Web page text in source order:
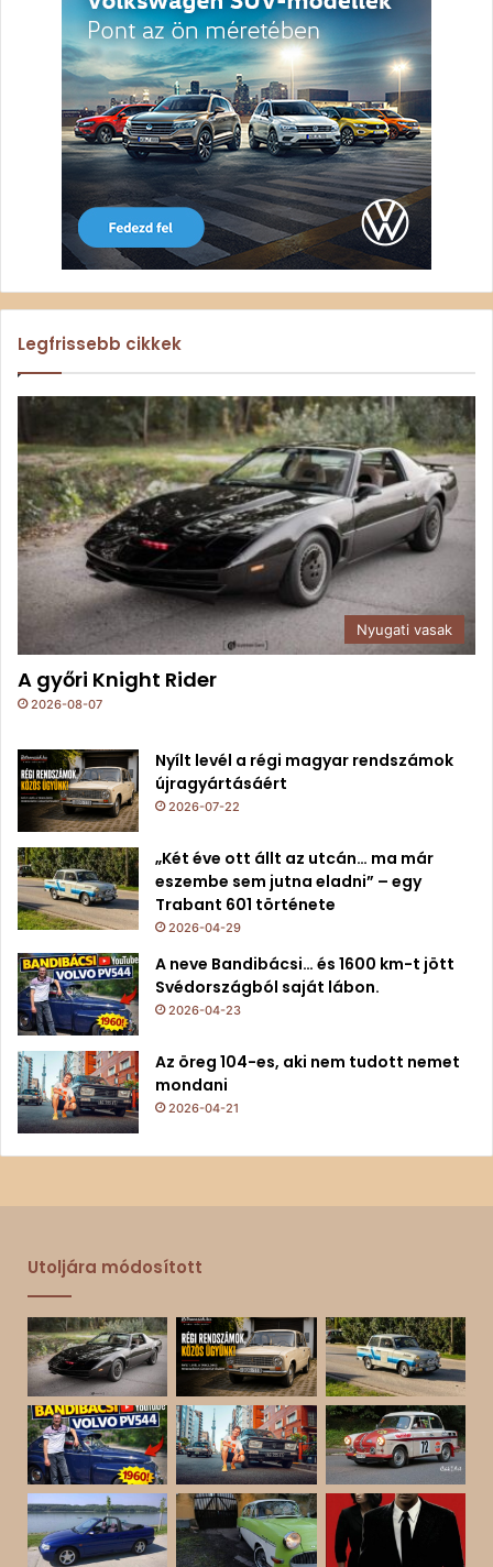
Legfrissebb cikkek
Nyugati vasak
A győri Knight Rider
2026-08-07
Nyílt levél a régi magyar rendszámok
újragyártásáért
2026-07-22
„Két éve ott állt az utcán… ma már
eszembe sem jutna eladni” – egy
Trabant 601 története
2026-04-29
A neve Bandibácsi… és 1600 km-t jött
Svédországból saját lábon.
2026-04-23
Az öreg 104-es, aki nem tudott nemet
mondani
2026-04-21
Utoljára módosított